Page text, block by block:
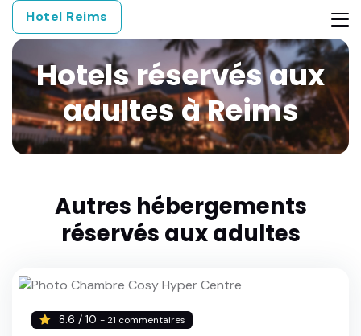
Hotel Reims
Hotels réservés aux
adultes à Reims
Autres hébergements
réservés aux adultes
8.6 / 10 - 21 commentaires